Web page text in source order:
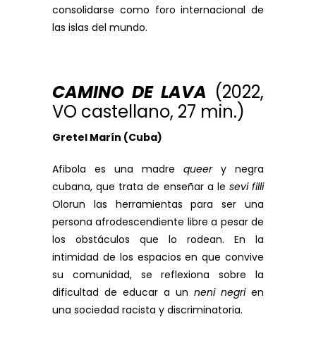
consolidarse como foro internacional de
las islas del mundo.
CAMINO DE LAVA (2022,
VO castellano, 27 min.)
Gretel Marín (Cuba)
Afibola es una madre queery negra
cubana, que trata de enseñar a le sevi filli
Olorun las herramientas para ser una
persona afrodescendiente libre a pesar de
los obstáculos que lo rodean. En la
intimidad de los espacios en que convive
su comunidad, se reflexiona sobre la
dificultad de educar a un neni negrien
una sociedad racista y discriminatoria.